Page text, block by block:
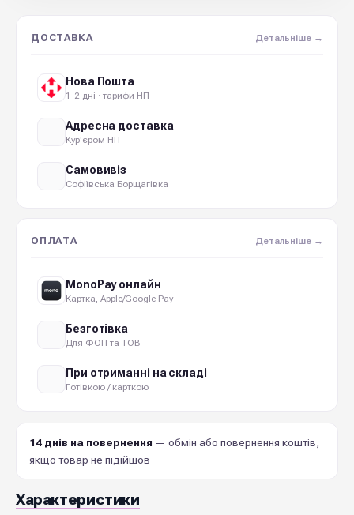
ДОСТАВКА Детальніше →
Нова Пошта
1-2 дні · тарифи НП
Адресна доставка
Кур'єром НП
Самовивіз
Софіївська Борщагівка
ОПЛАТА Детальніше →
MonoPay онлайн
Картка, Apple/Google Pay
Безготівка
Для ФОП та ТОВ
При отриманні на складі
Готівкою / карткою
14 днів на повернення — обмін або повернення коштів,
якщо товар не підійшов
Характеристики